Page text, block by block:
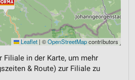
Leaflet | ©OpenStreetMapcontributors
Filiale in der Karte, um mehr
& Route) zur Filiale zu